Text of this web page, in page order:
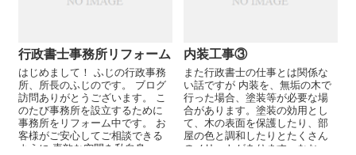
行政書士事務所リフォーム
はじめまして！ ふじの行政事務
所、所長のふじのです。 ブログ
訪問ありがとうございます。 こ
のたび事務所を設立するために
事務所をリフォーム中です。 お
客様がご安心してご相談できる
ように 素敵な空間を私自身...
内装工事③
また行政書士の仕事とは関係な
い話ですが 内装を、無垢の木で
行った場合、塗装等が必要な場
合があります。塗装の効用とし
て、木の表面を保護したり、部
屋の色と調和したりとたくさん
のメリットがあります。なお、